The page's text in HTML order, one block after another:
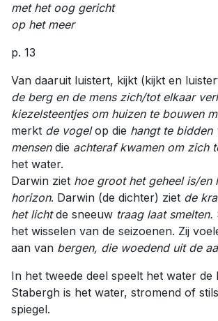
met het oog gericht
op het meer
p. 13
Van daaruit luistert, kijkt (kijkt en
de berg en de mens zich/tot elkaar
kiezelsteentjes om huizen te bouwen
merkt de vogelop die hangt te bidden
mensendie achteraf kwamen om zich
het water.
Darwin ziet hoe groot het geheel is/en
horizon. Darwin (de dichter) ziet de
het lichtde sneeuw traag laat smelten.
het wisselen van de seizoenen. Zij
aan van bergen, die woedend uit de
In het tweede deel speelt het water
Stabergh is het water, stromend of
spiegel.